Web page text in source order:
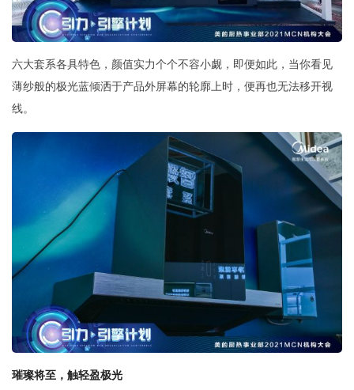
六大套系各具特色，颜值实力个个不容小觑，即便如此，当你看见
薄纱般的极光蓝倾洒于产品外屏幕的轮廓上时，便再也无法移开视
线。
璀璨将至，触轻盈极光